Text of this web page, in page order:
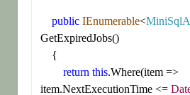
public IEnumerable<
GetExpiredJobs()
return this.Where(item =>
item.NextExecutionTime <=